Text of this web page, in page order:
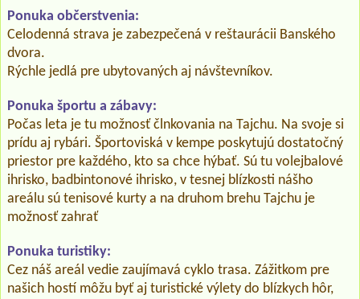
Ponuka občerstvenia:
Celodenná strava je zabezpečená v reštaurácii Banského
dvora.
Rýchle jedlá pre ubytovaných aj návštevníkov.
Ponuka športu a zábavy:
Počas leta je tu možnosť člnkovania na Tajchu. Na svoje si
prídu aj rybári. Športoviská v kempe poskytujú dostatočný
priestor pre každého, kto sa chce hýbať. Sú tu volejbalové
ihrisko, badbintonové ihrisko, v tesnej blízkosti nášho
areálu sú tenisové kurty a na druhom brehu Tajchu je
možnosť zahrať
Ponuka turistiky:
Cez náš areál vedie zaujímavá cyklo trasa. Zážitkom pre
našich hostí môžu byť aj turistické výlety do blízkych hôr,